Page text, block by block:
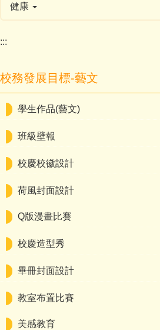
健康
:::
校務發展目標-藝文
學生作品(藝文)
班級壁報
校慶校徽設計
荷風封面設計
Q版漫畫比賽
校慶造型秀
畢冊封面設計
教室布置比賽
美感教育